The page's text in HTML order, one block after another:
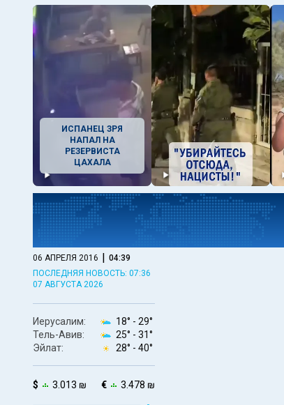
ИСПАНЕЦ ЗРЯ
НАПАЛ НА
РЕЗЕРВИСТА
ЦАХАЛА
06 АПРЕЛЯ 2016 | 04:39
ПОСЛЕДНЯЯ НОВОСТЬ: 07:36
07 АВГУСТА 2026
Иерусалим: 18° - 29°
Тель-Авив:
25° - 31°
Эйлат:
28° - 40°
$ 3.013 ₪ € 3.478 ₪